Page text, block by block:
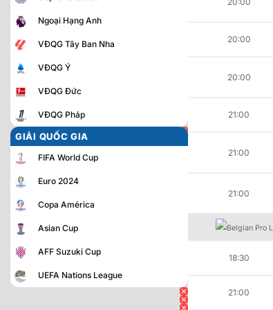
Ngoại Hạng Anh
VĐQG Tây Ban Nha
VĐQG Ý
VĐQG Đức
VĐQG Pháp
GIẢI QUỐC GIA
FIFA World Cup
Euro 2024
Copa América
Asian Cup
AFF Suzuki Cup
UEFA Nations League
20:00
20:00
21:00
21:00
21:00
18:30
21:00